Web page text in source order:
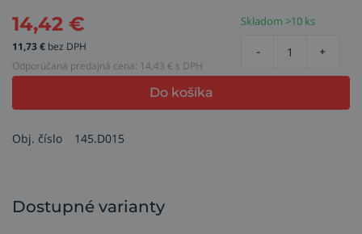
14,42 €
11,73€ bez DPH
Odporúčaná predajná cena: 14,43 € s DPH
Skladom >10 ks
- +
Do košíka
Obj. číslo 145.D015
Dostupné varianty